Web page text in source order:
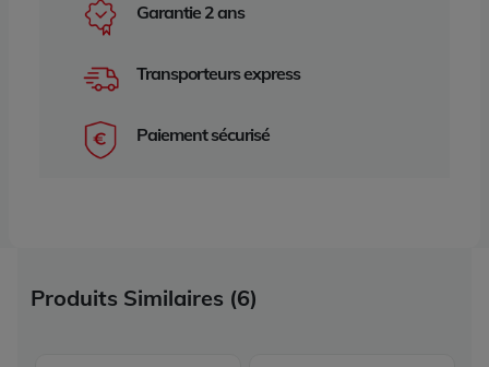
Garantie 2 ans
Transporteurs express
Paiement sécurisé
Produits Similaires (6)